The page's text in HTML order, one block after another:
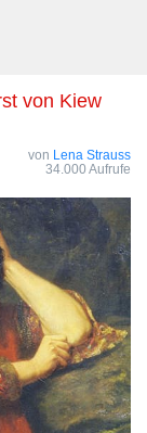
von Lena Strauss
34.000 Aufrufe